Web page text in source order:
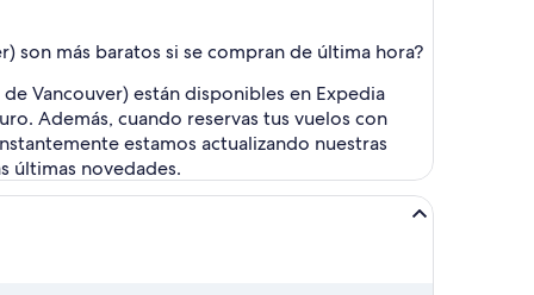
son más baratos si se compran de última hora?
Vancouver) están disponibles en Expedia
Además, cuando reservas tus vuelos con
estamos actualizando nuestras
últimas novedades.